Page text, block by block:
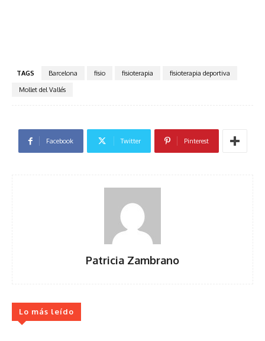
TAGS Barcelona fisio fisioterapia
fisioterapia deportiva
Mollet del Vallés
Facebook Twitter Pinterest
Patricia Zambrano
Lo más leído